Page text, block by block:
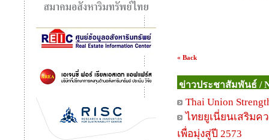
« Back
ข่าวประชาสัมพันธ์ /
Thai Union
ไทยยูเนี่ยนเสริมค
เพื่อมุ่งสู่ปี 2573